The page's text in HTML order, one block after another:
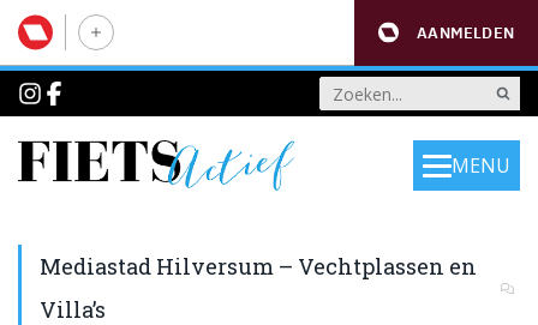
AANMELDEN
MENU
Mediastad Hilversum – Vechtplassen en
Villa’s